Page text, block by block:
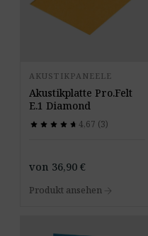
AKUSTIKPANEELE
Akustikplatte Pro.Felt
E.1 Diamond
star star star star star
star star star star star 4,67 (3)
von 36,90 €
Produkt ansehen arrow_forward